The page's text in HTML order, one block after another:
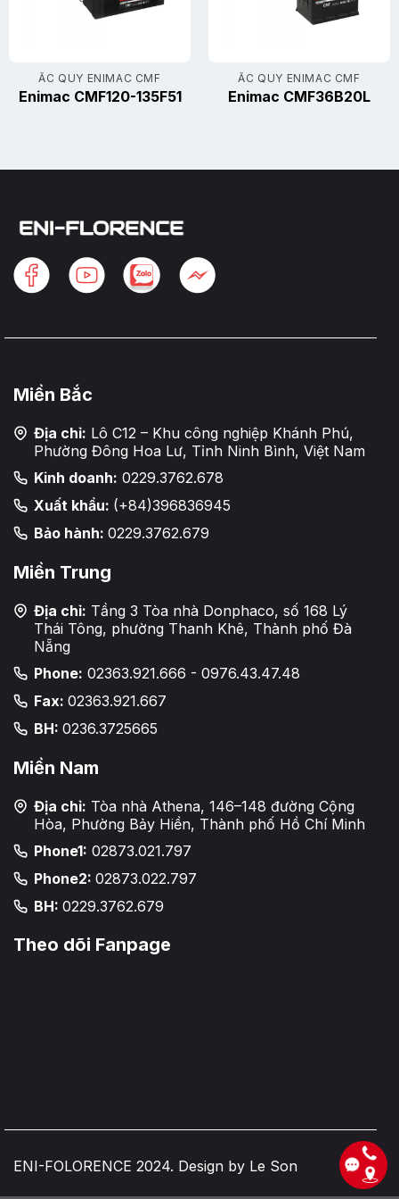
ẮC QUY ENIMAC CMF
Enimac CMF120-135F51
ẮC QUY ENIMAC CMF
Enimac CMF36B20L
Miền Bắc
Địa chỉ: Lô C12 – Khu công nghiệp Khánh Phú,
Phường Đông Hoa Lư, Tỉnh Ninh Bình, Việt Nam
Kinh doanh: 0229.3762.678
Xuất khẩu: (+84)396836945
Bảo hành: 0229.3762.679
Miền Trung
Địa chỉ: Tầng 3 Tòa nhà Donphaco, số 168 Lý
Thái Tông, phường Thanh Khê, Thành phố Đà
Nẵng
Phone: 02363.921.666 - 0976.43.47.48
Fax: 02363.921.667
BH: 0236.3725665
Miền Nam
Địa chỉ: Tòa nhà Athena, 146–148 đường Cộng
Hòa, Phường Bảy Hiền, Thành phố Hồ Chí Minh
Phone1: 02873.021.797
Phone2: 02873.022.797
BH: 0229.3762.679
Theo dõi Fanpage
ENI-FOLORENCE 2024. Design by Le Son